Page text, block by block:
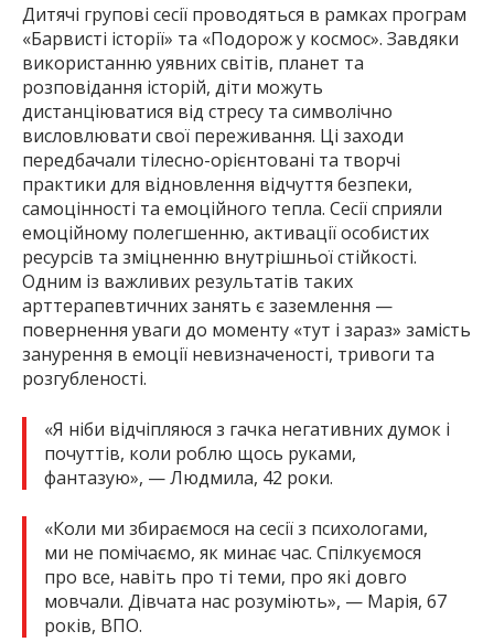
Дитячі групові сесії проводяться в рамках програм
«Барвисті історії» та «Подорож у космос». Завдяки
використанню уявних світів, планет та
розповідання історій, діти можуть
дистанціюватися від стресу та символічно
висловлювати свої переживання. Ці заходи
передбачали тілесно-орієнтовані та творчі
практики для відновлення відчуття безпеки,
самоцінності та емоційного тепла. Сесії сприяли
емоційному полегшенню, активації особистих
ресурсів та зміцненню внутрішньої стійкості.
Одним із важливих результатів таких
арттерапевтичних занять є заземлення —
повернення уваги до моменту «тут і зараз» замість
занурення в емоції невизначеності, тривоги та
розгубленості.
«Я ніби відчіпляюся з гачка негативних думок і
почуттів, коли роблю щось руками,
фантазую», — Людмила, 42 роки.
«Коли ми збираємося на сесії з психологами,
ми не помічаємо, як минає час. Спілкуємося
про все, навіть про ті теми, про які довго
мовчали. Дівчата нас розуміють», — Марія, 67
років, ВПО.